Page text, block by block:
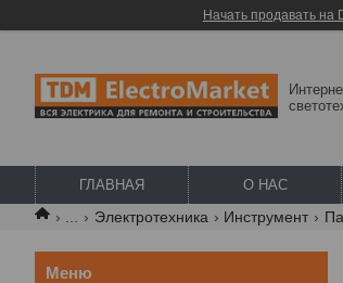
Начать продавать на
ГЛАВНАЯ О НАС
Электротехника Инструмент